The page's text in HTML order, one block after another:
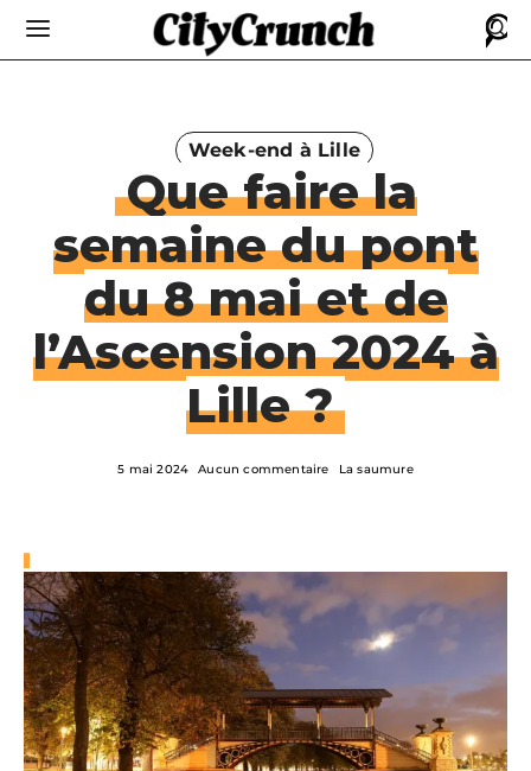
Week-end à Lille
Que faire la
semaine du pont
du 8 mai et de
l’Ascension 2024 à
Lille ?
5 mai 2024 Aucun commentaire La saumure